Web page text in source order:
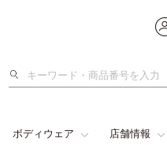
検
ボディウェア 店舗情報